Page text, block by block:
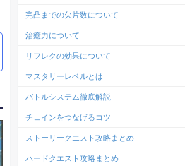
完凸までの欠片数について
治癒力について
リフレクの効果について
マスタリーレベルとは
バトルシステム徹底解説
チェインをつなげるコツ
ストーリークエスト攻略まとめ
ハードクエスト攻略まとめ